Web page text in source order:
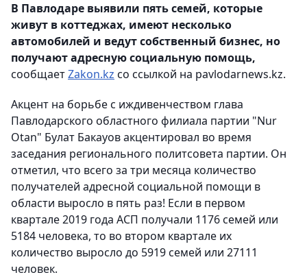
В Павлодаре выявили пять семей, которые
живут в коттеджах, имеют несколько
автомобилей и ведут собственный бизнес, но
получают адресную социальную помощь,
сообщаетZakon.kz со ссылкой на pavlodarnews.kz.
Акцент на борьбе с иждивенчеством глава
Павлодарского областного филиала партии "Nur
Otan" Булат Бакауов акцентировал во время
заседания регионального политсовета партии. Он
отметил, что всего за три месяца количество
получателей адресной социальной помощи в
области выросло в пять раз! Если в первом
квартале 2019 года АСП получали 1176 семей или
5184 человека, то во втором квартале их
количество выросло до 5919 семей или 27111
человек.